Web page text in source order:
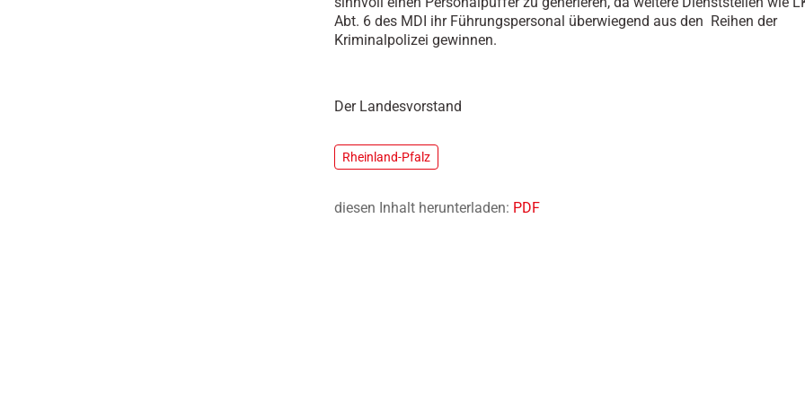
Abt. 6 des MDI ihr Führungspersonal überwiegend aus den Reihen der
Kriminalpolizei gewinnen.
Der Landesvorstand
Rheinland-Pfalz
diesen Inhalt herunterladen: PDF